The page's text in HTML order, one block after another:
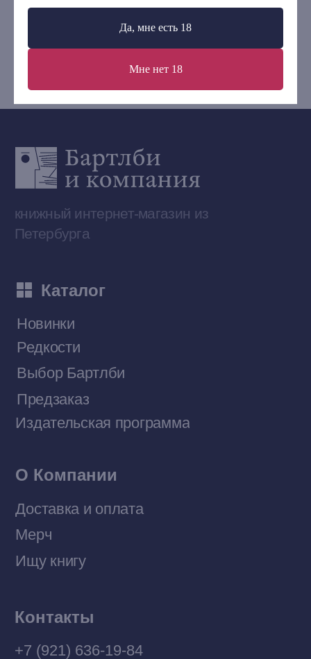
Да, мне есть 18
Мне нет 18
Договор оферты
Разработка MÓNT-DESIGN
Политика конфиденциальности
© 2026 Все права защищены
Приобрести книги на Ozon
Наши книги на «Авито»
Telegram-канал